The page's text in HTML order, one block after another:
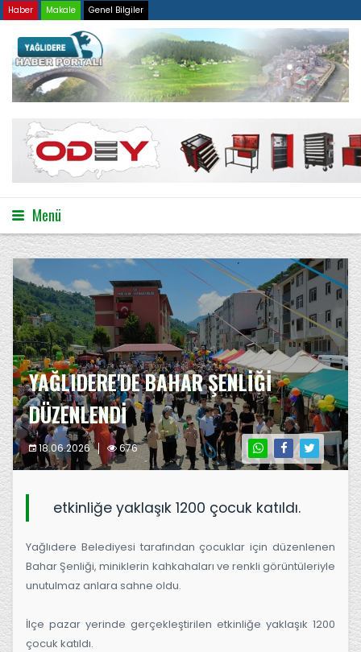
Haber Makale Genel Bilgiler
Menü
YAĞLIDERE'DE BAHAR ŞENLİĞİ
DÜZENLENDİ
18.06.2026 676
etkinliğe yaklaşık 1200 çocuk katıldı.
Yağlıdere Belediyesi tarafından çocuklar için düzenlenen
Bahar Şenliği, miniklerin kahkahaları ve renkli görüntüleriyle
unutulmaz anlara sahne oldu.
İlçe pazar yerinde gerçekleştirilen etkinliğe yaklaşık 1200
çocuk katıldı.